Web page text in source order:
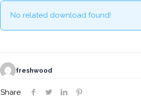
No related download found!
freshwood
Share